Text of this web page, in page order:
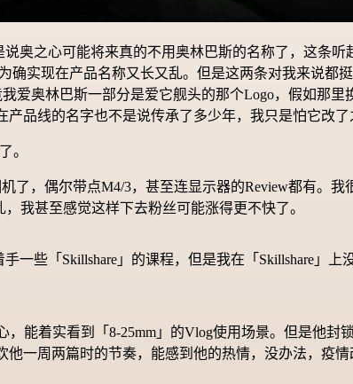
奥之心可能将来真的不用奥林巴斯的名称了，这条
实现在产品名称又长又乱。但是这两条对我来说都
爱奥林巴斯一部分是爱它舰头的那个Logo，假如那
品线的名字也不是说传承了多少年，我只是怕它改了
。
了，偶尔带点M4/3，甚至连显示器的Review都有。
我甚至感觉这样下去粉丝可能涨得更不快了。
一些「Skillshare」的课程，但是我在「Skillshare」
能着实看到「8-25mm」的Vlog使用场景。但是他封
一周两篇时的节奏，能感到他的热情，没办法，疫情